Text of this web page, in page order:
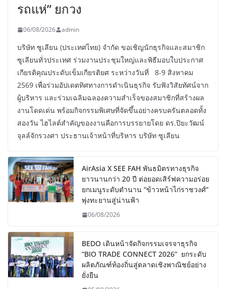
รถแห่” ยกวง
06/08/2026 admin
บริษัท ซูเลียน (ประเทศไทย) จำกัด ขอเชิญนักธุรกิจและสมาชิก
ซูเลียนทั่วประเทศ ร่วมงานประชุมใหญ่และพิธีมอบใบประกาศ
เกียรติคุณประดับเข็มเกียรติยศ ระหว่างวันที่ 8-9 สิงหาคม
2569 เพื่อร่วมอัปเดตทิศทางการดำเนินธุรกิจ รับฟังวิสัยทัศน์จาก
ผู้บริหาร และร่วมเฉลิมฉลองความสำเร็จของสมาชิกที่สร้างผล
งานโดดเด่น พร้อมกิจกรรมพิเศษที่จัดขึ้นอย่างครบครันตลอดทั้ง
สองวัน ไฮไลต์สำคัญของงานคือการบรรยายโดย ดร.ปิยะวัฒน์
จุลล์จักรวงศา ประธานเจ้าหน้าที่บริหาร บริษัท ซูเลียน
AirAsia X SEE FAH พันธมิตรทางธุรกิจ
ยาวนานกว่า 20 ปี ต่อยอดเสิร์ฟความอร่อย
ยกเมนูระดับตำนาน “ข้าวหน้าไก่ราชวงศ์”
พุ่งทะยานสู่น่านฟ้า
06/08/2026
BEDO เดินหน้าจัดกิจกรรมเจรจาธุรกิจ
“BIO TRADE CONNECT 2026” ยกระดับ
ผลิตภัณฑ์ท้องถิ่นสู่ตลาดเชิงพาณิชย์อย่าง
ยั่งยืน